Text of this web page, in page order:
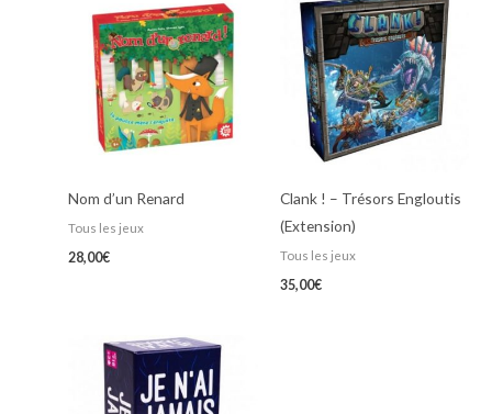
Nom d’un Renard
Tous les jeux
28,00€
Clank ! – Trésors Engloutis
(Extension)
Tous les jeux
35,00€